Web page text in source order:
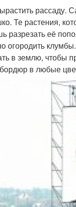
рассаду.
Те растения,
разрезать её
клумбы.
в землю, чтобы
в любые